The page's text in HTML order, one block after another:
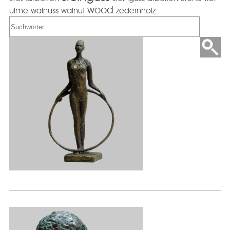
ulme walnuss walnut wood zedernholz